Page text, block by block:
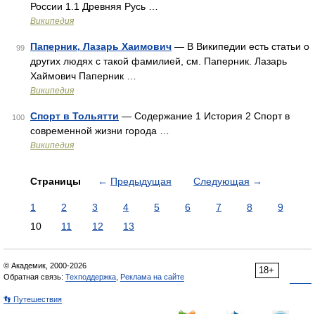
России 1.1 Древняя Русь …
Википедия
99 Паперник, Лазарь Хаимович — В Википедии есть статьи о
других людях с такой фамилией, см. Паперник. Лазарь
Хаймович Паперник …
Википедия
100 Спорт в Тольятти — Содержание 1 История 2 Спорт в
современной жизни города …
Википедия
Страницы ← Предыдущая Следующая →
1 2 3 4 5 6 7 8
9
10
11 12 13
18+
© Академик, 2000-2026
Обратная связь: Техподдержка Реклама на сайте
👣 Путешествия